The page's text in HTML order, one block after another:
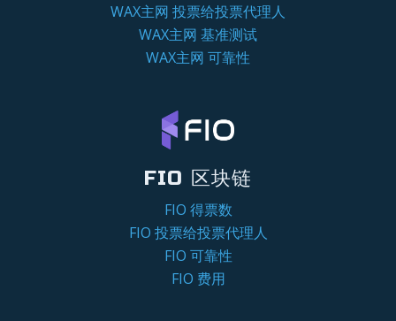
WAX主网 投票给投票代理人
WAX主网 基准测试
WAX主网 可靠性
FIO 区块链
FIO 得票数
FIO 投票给投票代理人
FIO 可靠性
FIO 费用